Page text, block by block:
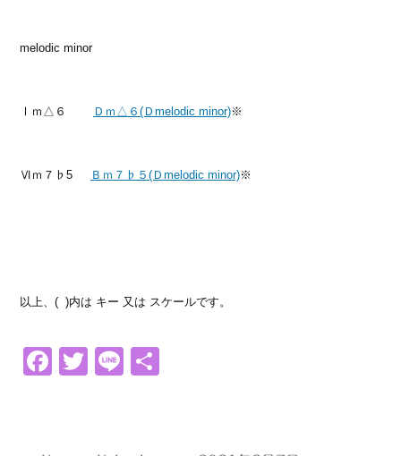
melodic minor
Ⅰｍ△６ Ｄｍ△６(Ｄmelodic minor)※
Ⅵｍ７♭5 Ｂｍ７♭５(Ｄmelodic minor)※
以上、( )内は キー 又は スケールです。
Facebook
Twitter
Line